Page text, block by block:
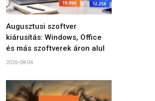
Augusztusi szoftver
kiárusítás: Windows, Office
és más szoftverek áron alul
2026-08-04